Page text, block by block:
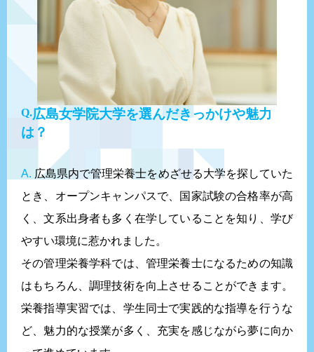
広島女学院大学を選んだきっかけや魅力
は？
A.
とき、オープンキャンパスで、国家試験の合格率が高
く、文系出身者も多く在学していることを知り、学び
やすい環境に惹かれました。
その管理栄養学科では、管理栄養士になるための知識
はもちろん、調理技術を向上させることができます。
栄養指導実習では、学生同士で実践的な指導を行うな
ど、魅力的な授業が多く、充実を感じながら夢に向か